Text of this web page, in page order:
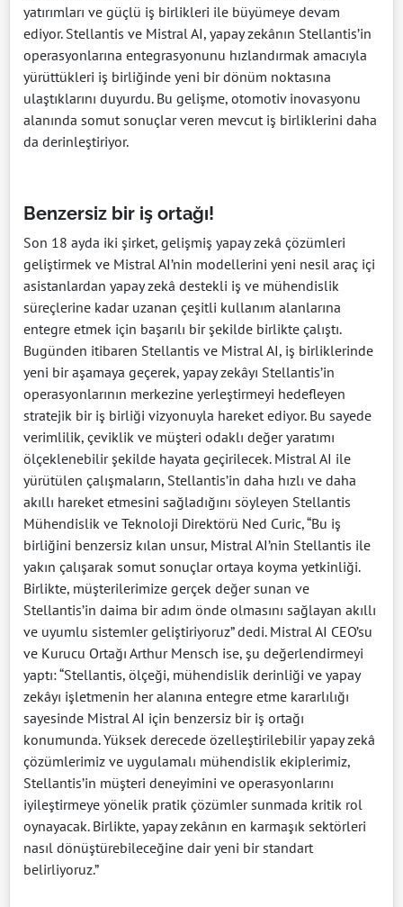
yatırımları ve güçlü iş birlikleri ile büyümeye devam
ediyor. Stellantis ve Mistral AI, yapay zekânın Stellantis’in
operasyonlarına entegrasyonunu hızlandırmak amacıyla
yürüttükleri iş birliğinde yeni bir dönüm noktasına
ulaştıklarını duyurdu. Bu gelişme, otomotiv inovasyonu
alanında somut sonuçlar veren mevcut iş birliklerini daha
da derinleştiriyor.
Benzersiz bir iş ortağı!
Son 18 ayda iki şirket, gelişmiş yapay zekâ çözümleri
geliştirmek ve Mistral AI’nin modellerini yeni nesil araç içi
asistanlardan yapay zekâ destekli iş ve mühendislik
süreçlerine kadar uzanan çeşitli kullanım alanlarına
entegre etmek için başarılı bir şekilde birlikte çalıştı.
Bugünden itibaren Stellantis ve Mistral AI, iş birliklerinde
yeni bir aşamaya geçerek, yapay zekâyı Stellantis’in
operasyonlarının merkezine yerleştirmeyi hedefleyen
stratejik bir iş birliği vizyonuyla hareket ediyor. Bu sayede
verimlilik, çeviklik ve müşteri odaklı değer yaratımı
ölçeklenebilir şekilde hayata geçirilecek. Mistral AI ile
yürütülen çalışmaların, Stellantis’in daha hızlı ve daha
akıllı hareket etmesini sağladığını söyleyen Stellantis
Mühendislik ve Teknoloji Direktörü Ned Curic, “Bu iş
birliğini benzersiz kılan unsur, Mistral AI’nin Stellantis ile
yakın çalışarak somut sonuçlar ortaya koyma yetkinliği.
Birlikte, müşterilerimize gerçek değer sunan ve
Stellantis’in daima bir adım önde olmasını sağlayan akıllı
ve uyumlu sistemler geliştiriyoruz” dedi. Mistral AI CEO’su
ve Kurucu Ortağı Arthur Mensch ise, şu değerlendirmeyi
yaptı: “Stellantis, ölçeği, mühendislik derinliği ve yapay
zekâyı işletmenin her alanına entegre etme kararlılığı
sayesinde Mistral AI için benzersiz bir iş ortağı
konumunda. Yüksek derecede özelleştirilebilir yapay zekâ
çözümlerimiz ve uygulamalı mühendislik ekiplerimiz,
Stellantis’in müşteri deneyimini ve operasyonlarını
iyileştirmeye yönelik pratik çözümler sunmada kritik rol
oynayacak. Birlikte, yapay zekânın en karmaşık sektörleri
nasıl dönüştürebileceğine dair yeni bir standart
belirliyoruz.”